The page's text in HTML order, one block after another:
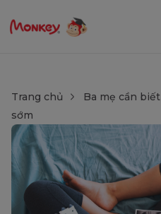
Trang chủ Ba mẹ cần biết
sớm